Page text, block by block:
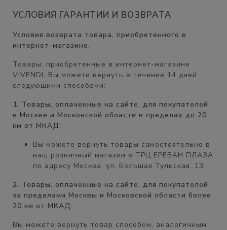
УСЛОВИЯ ГАРАНТИИ И ВОЗВРАТА
Условия возврата товара, приобретенного в
интернет-магазине.
Товары, приобретенные в интернет-магазине
VIVENDI, Вы можете вернуть в течение 14 дней
следующими способами:
1. Товары, оплаченные на сайте, для покупателей
в Москве и Московской области в пределах до 20
км от МКАД:
Вы можете вернуть товары самостоятельно в
наш розничный магазин в ТРЦ ЕРЕВАН ПЛАЗА
по адресу Москва, ул. Большая Тульская, 13.
2. Товары, оплаченные на сайте, для покупателей
за пределами Москвы и Московской области более
20 км от МКАД:
Вы можете вернуть товар способом, аналогичным